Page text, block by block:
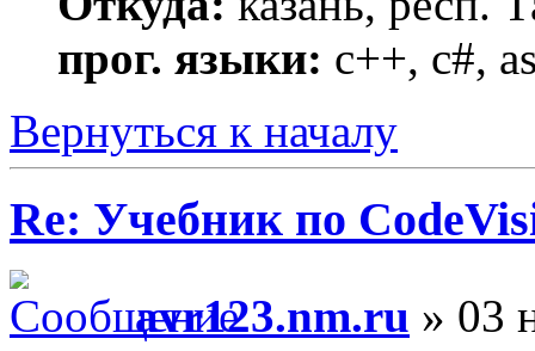
прог. языки: c++, c#,
Вернуться к началу
Re: Учебник по
avr123.nm.ru » 03